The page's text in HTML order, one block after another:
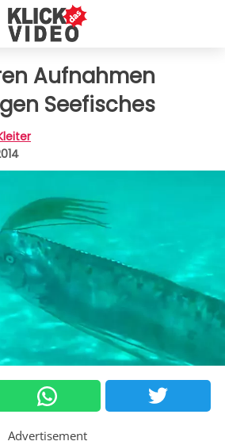
Aufnahmen
Seefisches
Advertisement